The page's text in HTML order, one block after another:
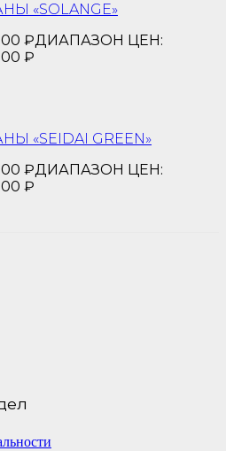
«SOLANGE»
₽ДИАПАЗОН ЦЕН:
₽
«SEIDAI GREEN»
₽ДИАПАЗОН ЦЕН:
₽